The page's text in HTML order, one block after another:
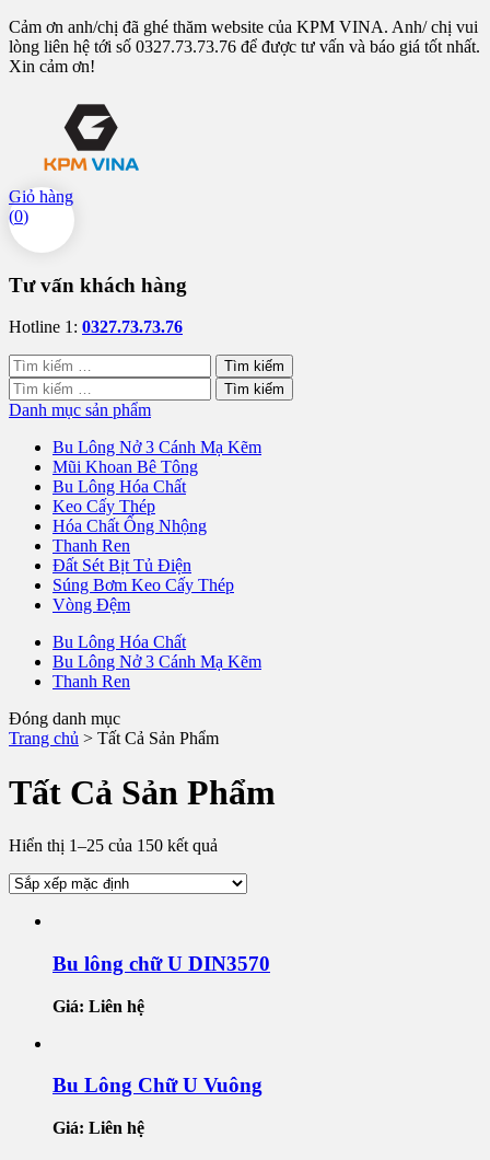
Cảm ơn anh/chị đã ghé thăm website của KPM VINA. Anh/ chị vui
lòng liên hệ tới số 0327.73.73.76 để được tư vấn và báo giá tốt nhất.
Xin cảm ơn!
Giỏ hàng
(0)
Tư vấn khách hàng
Hotline 1: 0327.73.73.76
Tìm
kiếm
cho:
Tìm
kiếm
Danh mục sản phẩm
Bu Lông Nở 3 Cánh Mạ Kẽm
Mũi Khoan Bê Tông
Bu Lông Hóa Chất
Keo Cấy Thép
Hóa Chất Ống Nhộng
Thanh Ren
Đất Sét Bịt Tủ Điện
Súng Bơm Keo Cấy Thép
Vòng Đệm
Bu Lông Hóa Chất
Bu Lông Nở 3 Cánh Mạ Kẽm
Thanh Ren
Đóng danh mục
Trang chủ > Tất Cả Sản Phẩm
Tất Cả Sản Phẩm
Hiển thị 1–25 của 150 kết quả
Bu lông chữ U DIN3570
Giá: Liên hệ
Bu Lông Chữ U Vuông
Giá: Liên hệ